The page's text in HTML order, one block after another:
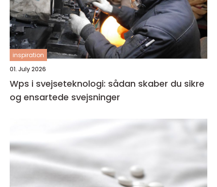
inspiration
01. July 2026
Wps i svejseteknologi: sådan skaber du sikre
og ensartede svejsninger